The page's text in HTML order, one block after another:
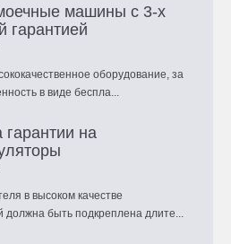
машины с 3-х
гарантией
оборудование, за
в виде беспла...
гарантии на
в высоком качестве
должна быть подкреплена длите...